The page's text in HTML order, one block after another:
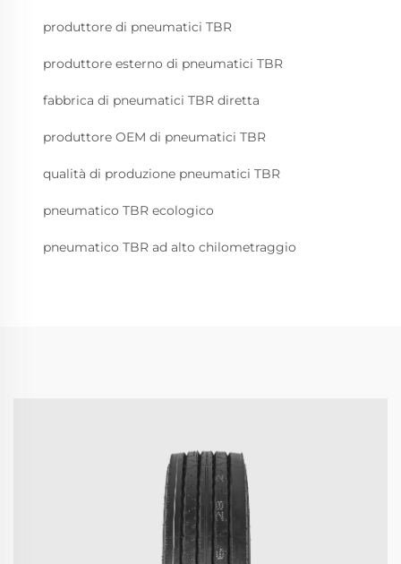
produttore di pneumatici TBR
produttore esterno di pneumatici TBR
fabbrica di pneumatici TBR diretta
produttore OEM di pneumatici TBR
qualità di produzione pneumatici TBR
pneumatico TBR ecologico
pneumatico TBR ad alto chilometraggio